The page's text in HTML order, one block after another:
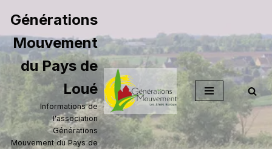
Aller
au
contenu
Générations
Mouvement
du Pays de
Loué
Informations de
l'association
Générations
Mouvement du Pays de